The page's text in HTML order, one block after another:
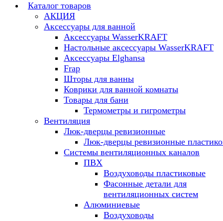
Каталог товаров
АКЦИЯ
Аксессуары для ванной
Аксессуары WasserKRAFT
Настольные аксессуары WasserKRAFT
Аксессуары Elghansa
Frap
Шторы для ванны
Коврики для ванной комнаты
Товары для бани
Термометры и гигрометры
Вентиляция
Люк-дверцы ревизионные
Люк-дверцы ревизионные
Системы вентиляционных каналов
ПВХ
Воздуховоды пластиковые
Фасонные детали для
вентиляционных систем
Алюминиевые
Воздуховоды